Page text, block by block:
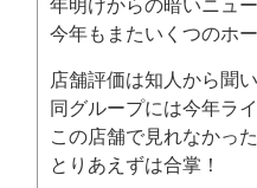
年明けからの暗いニュ
今年もまたいくつのホ
店舗評価は知人から聞
同グループには今年ラ
この店舗で見れなかっ
とりあえずは合掌！